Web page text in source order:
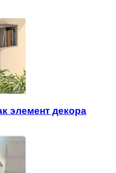
элемент декора